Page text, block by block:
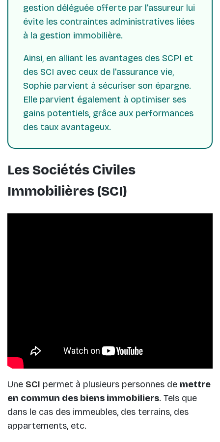
gestion déléguée offerte par l'assureur lui
évite les contraintes administratives liées
à la gestion immobilière.
Ainsi, en alliant les avantages des SCPI et
des SCI avec ceux de l'assurance vie,
Sophie parvient à sécuriser son épargne.
Elle parvient également à optimiser ses
gains potentiels, grâce aux performances
des taux avantageux.
Les Sociétés Civiles
Immobilières (SCI)
Une SCI permet à plusieurs personnes de mettre
en commun des biens immobiliers. Tels que
dans le cas des immeubles, des terrains, des
appartements, etc.